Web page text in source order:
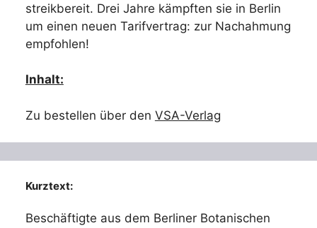
streikbereit. Drei Jahre kämpften sie in Berlin
um einen neuen Tarifvertrag: zur Nachahmung
empfohlen!
Inhalt:
Zu bestellen über den VSA-Verlag
Kurztext:
Beschäftigte aus dem Berliner Botanischen